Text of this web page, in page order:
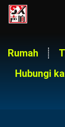
Rumah
Hubungi